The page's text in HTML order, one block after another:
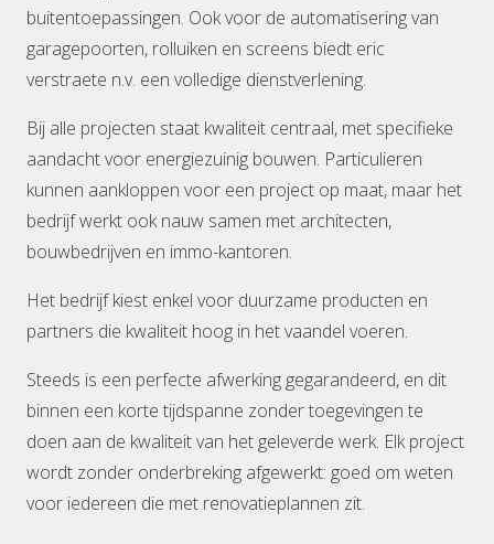
buitentoepassingen. Ook voor de automatisering van
garagepoorten, rolluiken en screens biedt eric
verstraete n.v. een volledige dienstverlening.
Bij alle projecten staat kwaliteit centraal, met specifieke
aandacht voor energiezuinig bouwen. Particulieren
kunnen aankloppen voor een project op maat, maar het
bedrijf werkt ook nauw samen met architecten,
bouwbedrijven en immo-kantoren.
Het bedrijf kiest enkel voor duurzame producten en
partners die kwaliteit hoog in het vaandel voeren.
Steeds is een perfecte afwerking gegarandeerd, en dit
binnen een korte tijdspanne zonder toegevingen te
doen aan de kwaliteit van het geleverde werk. Elk project
wordt zonder onderbreking afgewerkt: goed om weten
voor iedereen die met renovatieplannen zit.